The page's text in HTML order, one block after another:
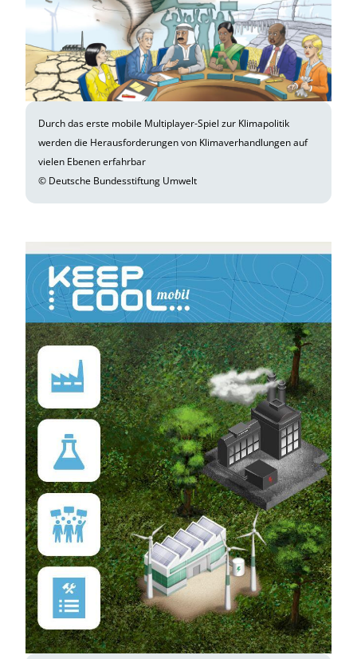
Durch das erste mobile Multiplayer-Spiel zur Klimapolitik
werden die Herausforderungen von Klimaverhandlungen auf
vielen Ebenen erfahrbar
© Deutsche Bundesstiftung Umwelt